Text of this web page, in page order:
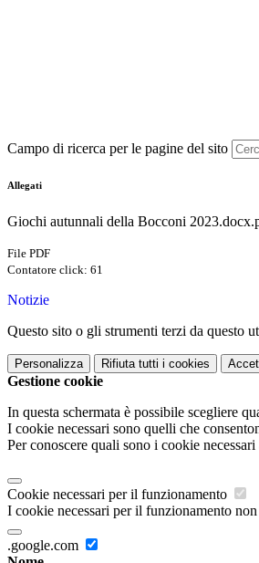
Campo di ricerca per le pagine del sito
Allegati
Giochi autunnali della Bocconi
File PDF
Contatore click: 61
Notizie
Questo sito o gli strumenti terzi da questo
Personalizza Rifiuta tutti i cookies
Gestione cookie
In questa schermata è possibile scegliere
I cookie necessari sono quelli che
Per conoscere quali sono i cookie
Cookie necessari per il funzionamento
I cookie necessari per il funzionamento
.google.com